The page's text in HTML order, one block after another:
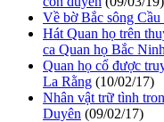
Về bờ Bắc sông Cầu
Hát Quan họ trên
ca Quan họ Bắc Ninh
Quan họ cổ được
La Rằng (10/02/17)
Nhân vật trữ tình
Duyên (09/02/17)